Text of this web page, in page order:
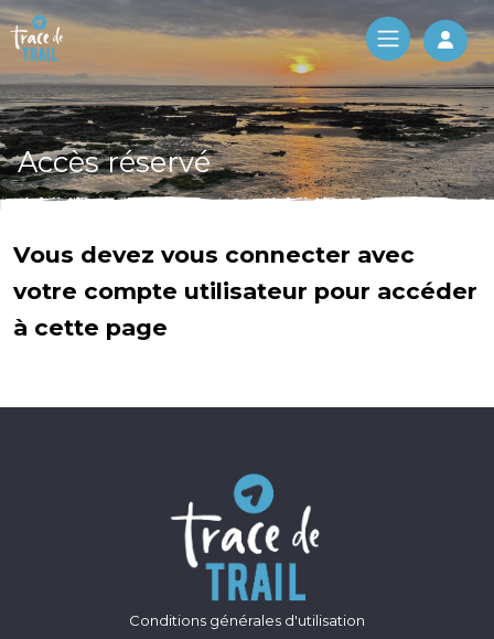
Log
Accès réservé
Vous devez vous connecter avec
votre compte utilisateur pour accéder
à cette page
Conditions générales d'utilisation